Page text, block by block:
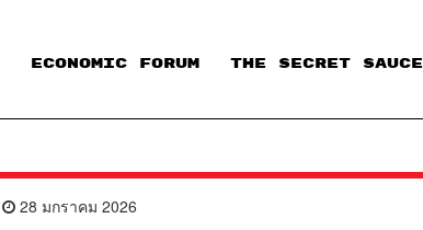
ECONOMIC FORUM THE SECRET SAUCE​
28 มกราคม 2026